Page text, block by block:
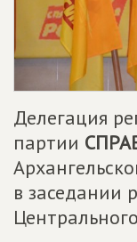
Делегация
партии
в заседании